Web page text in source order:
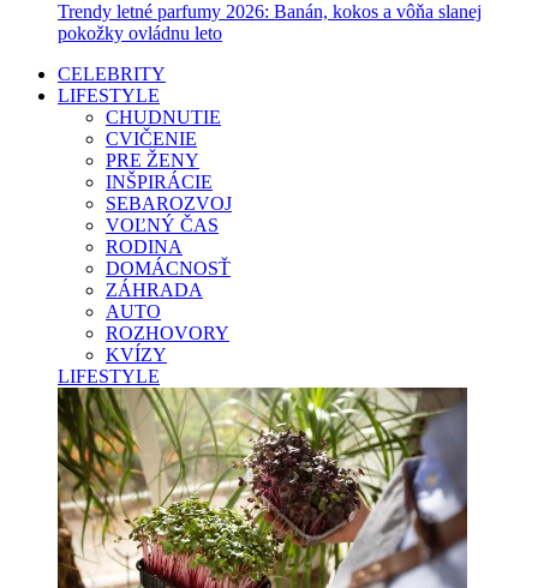
Trendy letné parfumy 2026: Banán, kokos a vôňa slanej
pokožky ovládnu leto
CELEBRITY
LIFESTYLE
CHUDNUTIE
CVIČENIE
PRE ŽENY
INŠPIRÁCIE
SEBAROZVOJ
VOĽNÝ ČAS
RODINA
DOMÁCNOSŤ
ZÁHRADA
AUTO
ROZHOVORY
KVÍZY
LIFESTYLE